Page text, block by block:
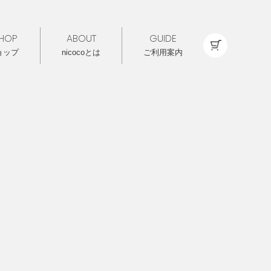
ップ
ABOUT
nicocoとは
GUIDE
ご利用案内